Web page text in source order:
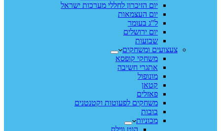
יום הזיכרון לחללי מערכות ישראל
יום העצמאות
ל"ג בעומר
יום ירושלים
שבועות
צעצועים ומשחקים
משחקי קופסא
אתגרי חשיבה
מונופול
קטאן
פאזלים
משחקים לפעוטות וקטנטנים
בובות
מכוניות
הוט ווילס